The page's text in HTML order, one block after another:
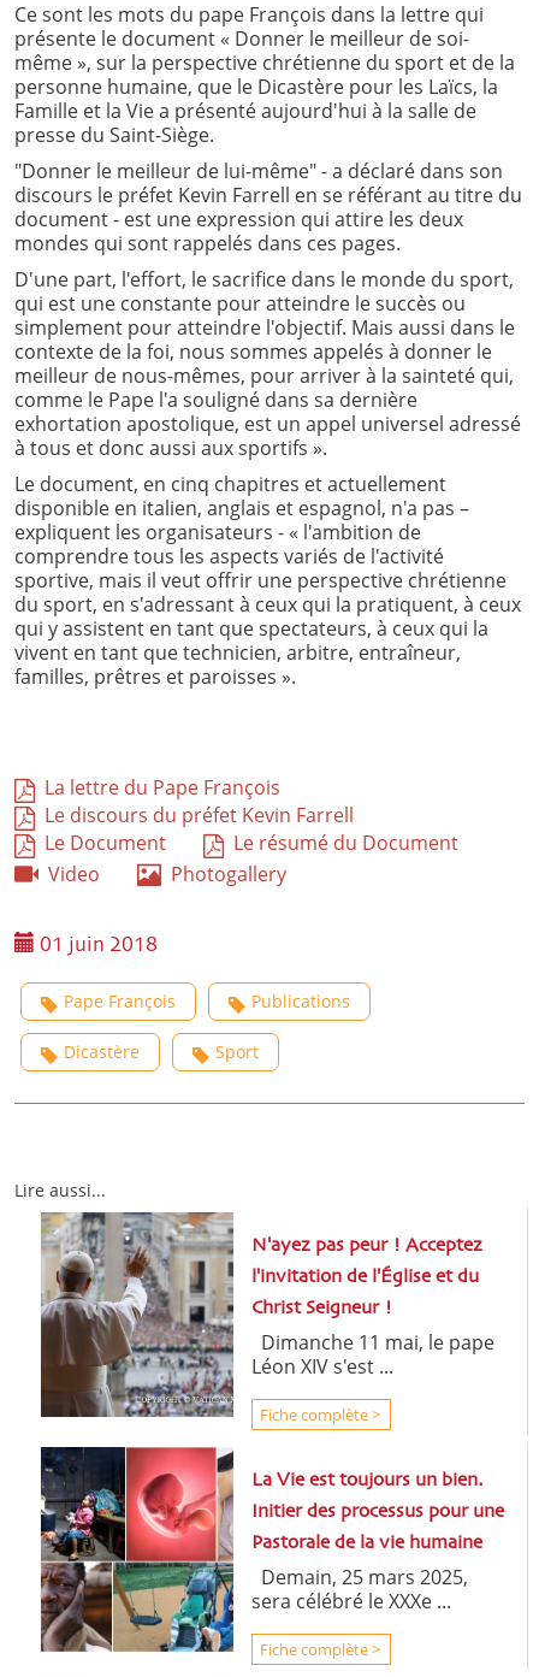
Ce sont les mots du pape François dans la lettre qui
présente le document « Donner le meilleur de soi-
même », sur la perspective chrétienne du sport et de la
personne humaine, que le Dicastère pour les Laïcs, la
Famille et la Vie a présenté aujourd'hui à la salle de
presse du Saint-Siège.
"Donner le meilleur de lui-même" - a déclaré dans son
discours le préfet Kevin Farrell en se référant au titre du
document - est une expression qui attire les deux
mondes qui sont rappelés dans ces pages.
D'une part, l'effort, le sacrifice dans le monde du sport,
qui est une constante pour atteindre le succès ou
simplement pour atteindre l'objectif. Mais aussi dans le
contexte de la foi, nous sommes appelés à donner le
meilleur de nous-mêmes, pour arriver à la sainteté qui,
comme le Pape l'a souligné dans sa dernière
exhortation apostolique, est un appel universel adressé
à tous et donc aussi aux sportifs ».
Le document, en cinq chapitres et actuellement
disponible en italien, anglais et espagnol, n'a pas –
expliquent les organisateurs - « l'ambition de
comprendre tous les aspects variés de l'activité
sportive, mais il veut offrir une perspective chrétienne
du sport, en s'adressant à ceux qui la pratiquent, à ceux
qui y assistent en tant que spectateurs, à ceux qui la
vivent en tant que technicien, arbitre, entraîneur,
familles, prêtres et paroisses ».
La lettre du Pape François
Le discours du préfet Kevin Farrell
Le Document
Le résumé du Document
Video
Photogallery
01 juin 2018
Pape François Publications
Dicastère Sport
Lire aussi...
N'ayez pas peur ! Acceptez
l'invitation de l'Église et du
Christ Seigneur !
Dimanche 11 mai, le pape
Léon XIV s'est ...
Fiche complète >
La Vie est toujours un bien.
Initier des processus pour une
Pastorale de la vie humaine
Demain, 25 mars 2025,
sera célébré le XXXe ...
Fiche complète >